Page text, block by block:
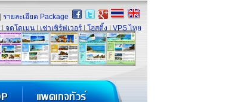
รายละเอียด Package
จดโดเมน เช่าเซิร์ฟเวอร์ โฮสติ้ง VPS ไทย